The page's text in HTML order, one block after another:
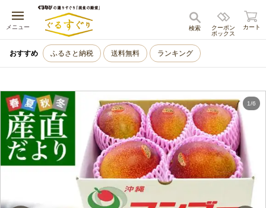
メニュー
キャンセル
クーポン
ボックス
検索 カート
おすすめ ふるさと納税 送料無料 ランキング
1/6